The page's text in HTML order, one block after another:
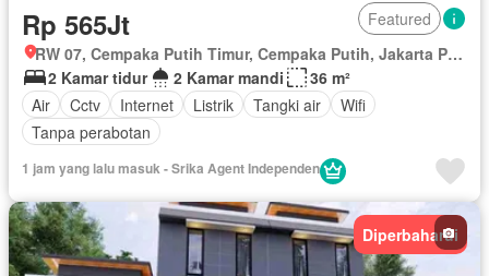
Rp 565Jt
Featured
RW 07, Cempaka Putih Timur, Cempaka Putih, Jakarta Pusat, Daerah Khusus Ibukota Jakarta
2 Kamar tidur
2 Kamar mandi
36 m²
Air
Cctv Internet Listrik Tangki air
Wifi
Tanpa perabotan
1 jam yang lalu masuk - Srika Agent Independen
Diperbaharui